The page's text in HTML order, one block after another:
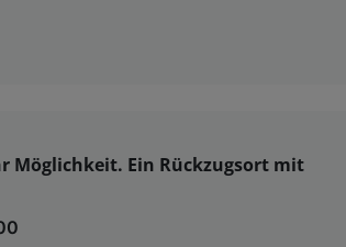
Möglichkeit. Ein Rückzugsort mit